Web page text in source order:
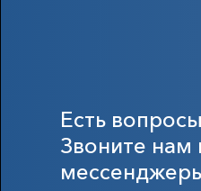
Есть
Звоните нам